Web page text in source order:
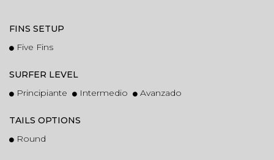
FINS SETUP
Five Fins
SURFER LEVEL
Principiante
Intermedio Avanzado
TAILS OPTIONS
Round